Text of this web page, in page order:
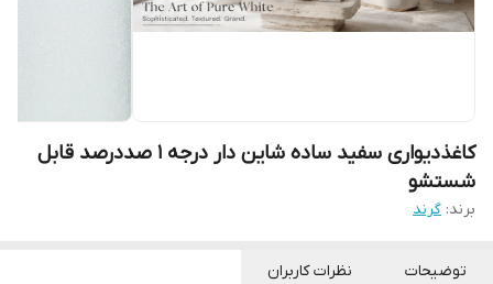
کاغذدیواری سفید ساده شاین دار درجه 1 صددرصد قابل
شستشو
برند: گرند
توضیحات نظرات کاربران